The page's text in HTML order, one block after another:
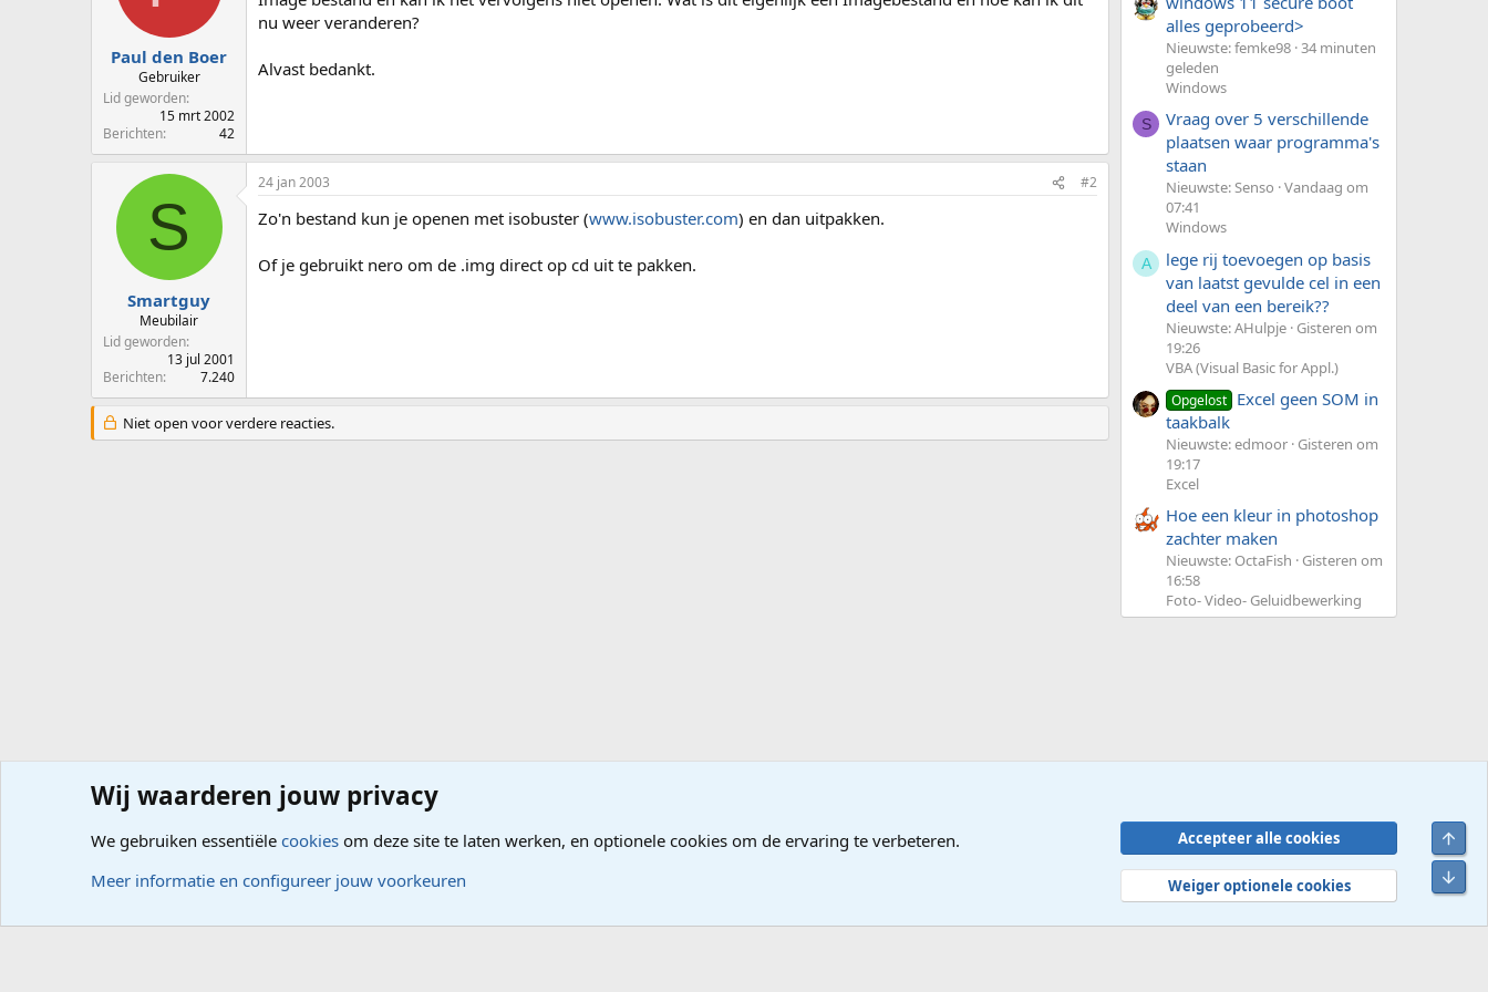
t
r
e
r
Paul den Boer
Gebruiker
Lid geworden
15 mrt 2002
Berichten
42
nu weer veranderen?
Alvast bedankt.
S
Smartguy
Meubilair
Lid geworden
13 jul 2001
Berichten
7.240
24 jan 2003 #2
Zo'n bestand kun je openen met isobuster (www.isobuster.com) en dan uitpakken.
Of je gebruikt nero om de .img direct op cd uit te pakken.
Niet open voor verdere reacties.
alles geprobeerd>
Nieuwste: femke98 34 minuten
geleden
Windows
S
Vraag over 5 verschillende
plaatsen waar programma's
staan
Nieuwste: Senso Vandaag om
07:41
Windows
A
lege rij toevoegen op basis
van laatst gevulde cel in een
deel van een bereik??
Nieuwste: AHulpje Gisteren om
19:26
VBA (Visual Basic for Appl.)
Opgelost Excel geen SOM in
taakbalk
Nieuwste: edmoor Gisteren om
19:17
Excel
Hoe een kleur in photoshop
zachter maken
Nieuwste: OctaFish
Gisteren om
16:58
Foto- Video- Geluidbewerking
Forums Computerproblemen Besturingssysteem
Voorwaarden en regels Privacybeleid Help
R
S
Wij waarderen jouw privacy
We gebruiken essentiële cookies om deze site te laten werken, en optionele cookies om de ervaring te verbeteren.
Meer informatie en configureer jouw voorkeuren
Accepteer alle cookies
Weiger optionele cookies